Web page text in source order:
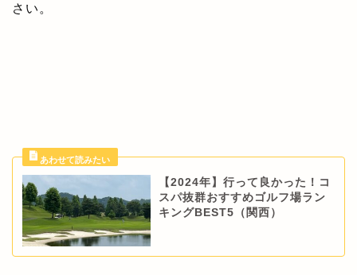
さい。
【2024年】行って良かった！コ
スパ抜群おすすめゴルフ場ラン
キングBEST5（関西）